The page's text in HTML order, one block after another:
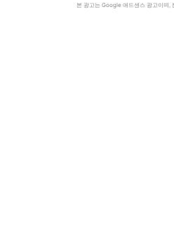
본 광고는 Google 애드센스 광고이며,